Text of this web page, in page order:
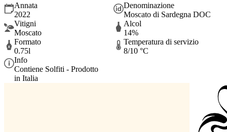
Annata
2022
Denominazione
Moscato di Sardegna DOC
Vitigni
Moscato
Alcol
14%
Formato
0.75l
Temperatura di servizio
8/10 °C
Info
Contiene Solfiti - Prodotto
in Italia